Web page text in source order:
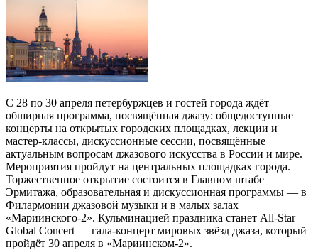
С 28 по 30 апреля петербуржцев и гостей города ждёт
обширная программа, посвящённая джазу: общедоступные
концерты на открытых городских площадках, лекции и
мастер-классы, дискуссионные сессии, посвящённые
актуальным вопросам джазового искусства в России и мире.
Мероприятия пройдут на центральных площадках города.
Торжественное открытие состоится в Главном штабе
Эрмитажа, образовательная и дискуссионная программы — в
Филармонии джазовой музыки и в малых залах
«Мариинского-2». Кульминацией праздника станет All-Star
Global Concert — гала-концерт мировых звёзд джаза, который
пройдёт 30 апреля в «Мариинском-2».